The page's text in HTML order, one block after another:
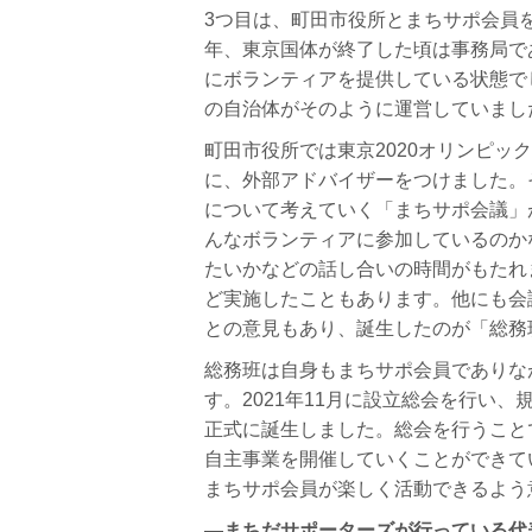
3つ目は、町田市役所とまちサポ会員
年、東京国体が終了した頃は事務局
にボランティアを提供している状態
の自治体がそのように運営していまし
町田市役所では東京2020オリンピッ
に、外部アドバイザーをつけました。
について考えていく「まちサポ会議
んなボランティアに参加しているの
たいかなどの話し合いの時間がもた
ど実施したこともあります。 他にも会
との意見もあり、誕生したのが「総
総務班は自身もまちサポ会員であり
す。2021年11月に設立総会を行い、
正式に誕生しました。総会を行うこ
自主事業を開催していくことができ
まちサポ会員が楽しく活動できるよ